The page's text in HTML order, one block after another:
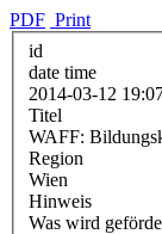
PDF Print
id
date time
2014-03-12
Titel
WAFF:
Region
Wien
Hinweis
Was wird